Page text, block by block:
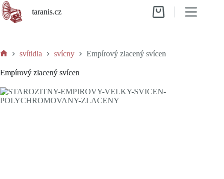
Skip
to
content
taranis.cz
Shopping
svítidla svícny Empírový zlacený svícen
Empírový zlacený svícen